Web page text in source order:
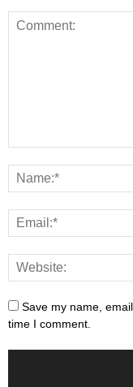
Save my name,
time I comment.